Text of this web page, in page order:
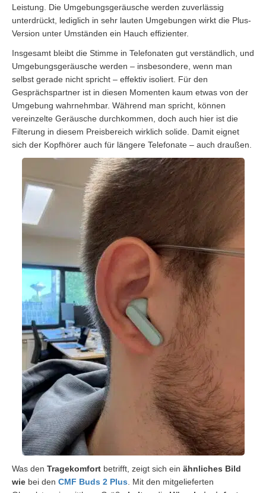
Leistung. Die Umgebungsgeräusche werden zuverlässig
unterdrückt, lediglich in sehr lauten Umgebungen wirkt die Plus-
Version unter Umständen ein Hauch effizienter.
Insgesamt bleibt die Stimme in Telefonaten gut verständlich, und
Umgebungsgeräusche werden – insbesondere, wenn man
selbst gerade nicht spricht – effektiv isoliert. Für den
Gesprächspartner ist in diesen Momenten kaum etwas von der
Umgebung wahrnehmbar. Während man spricht, können
vereinzelte Geräusche durchkommen, doch auch hier ist die
Filterung in diesem Preisbereich wirklich solide. Damit eignet
sich der Kopfhörer auch für längere Telefonate – auch draußen.
Was den Tragekomfort betrifft, zeigt sich ein ähnliches Bild
wie bei den CMF Buds 2 Plus . Mit den mitgelieferten